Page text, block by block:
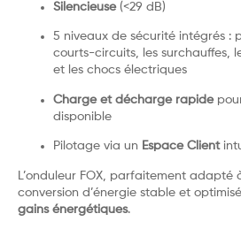
Silencieuse(<29 dB)
5 niveaux de sécurité intégrés :
courts-circuits, les surchauffes,
et les chocs électriques
Charge et décharge rapide
disponible
Pilotage via un Espace Client
L’onduleur FOX, parfaitement
conversion d’énergie stable et
gains énergétiques.